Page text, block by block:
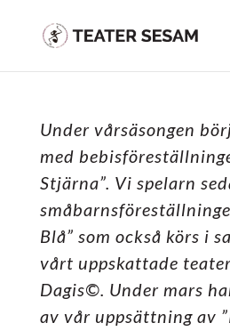
Under vårsäsongen
med
Stjärna”. Vi spelarn
Blå” som också körs i
vårt uppskattade
Dagis©. Under mars
av vår uppsättning av